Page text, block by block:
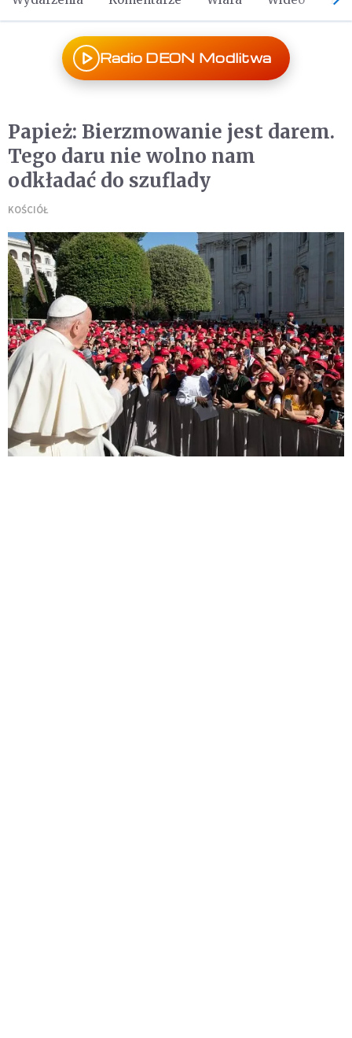
Radio DEON Modlitwa
Papież: Bierzmowanie jest darem.
Tego daru nie wolno nam
odkładać do szuflady
KOŚCIÓŁ